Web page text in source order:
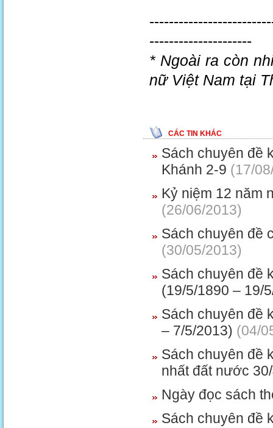
---------------------
* Ngoài ra còn
nữ Việt Nam tại
CÁC TIN KHÁC
Sách chuyên đề
Khánh 2-9 (17/
Kỷ niệm 12 năm
(26/06/2013)
Sách chuyên đề
(30/05/2013)
Sách chuyên đề
(19/5/1890 – 19/
Sách chuyên đề
– 7/5/2013) (04/
Sách chuyên đề
nhất đất nước
Ngày đọc sách
Sách chuyên đề